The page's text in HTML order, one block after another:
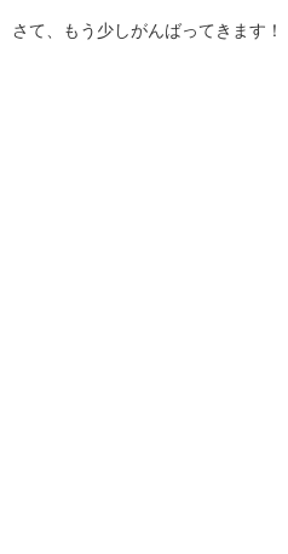
さて、もう少しがんばってきます！